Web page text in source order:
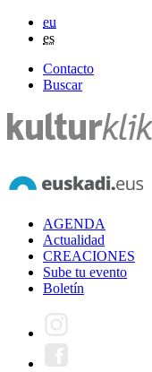
eu
es
Contacto
Buscar
AGENDA
Actualidad
CREACIONES
Sube tu evento
Boletín